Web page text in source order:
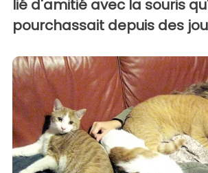
lié d'amitié avec la souris
pourchassait depuis des